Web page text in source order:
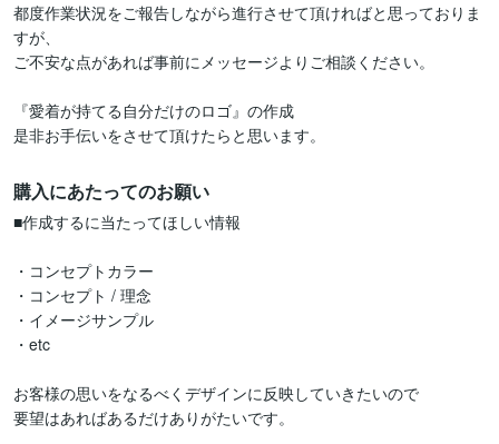
都度作業状況をご報告しながら進行させて頂ければと思っておりま
すが、
ご不安な点があれば事前にメッセージよりご相談ください。
『愛着が持てる自分だけのロゴ』の作成
是非お手伝いをさせて頂けたらと思います。
購入にあたってのお願い
■作成するに当たってほしい情報
・コンセプトカラー
・コンセプト / 理念
・イメージサンプル
・etc
お客様の思いをなるべくデザインに反映していきたいので
要望はあればあるだけありがたいです。